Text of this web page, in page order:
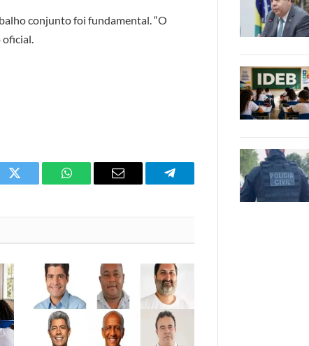
conjunto foi fundamental. “O
oficial.
Twitter
O
do
WhatsApp?
E-
Telegrama